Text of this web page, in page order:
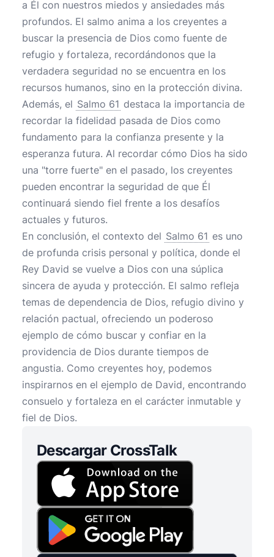
a Él con nuestros miedos y ansiedades más
profundos. El salmo anima a los creyentes a
buscar la presencia de Dios como fuente de
refugio y fortaleza, recordándonos que la
verdadera seguridad no se encuentra en los
recursos humanos, sino en la protección divina.
Además, el Salmo 61 destaca la importancia de
recordar la fidelidad pasada de Dios como
fundamento para la confianza presente y la
esperanza futura. Al recordar cómo Dios ha sido
una "torre fuerte" en el pasado, los creyentes
pueden encontrar la seguridad de que Él
continuará siendo fiel frente a los desafíos
actuales y futuros.
En conclusión, el contexto del Salmo 61 es uno
de profunda crisis personal y política, donde el
Rey David se vuelve a Dios con una súplica
sincera de ayuda y protección. El salmo refleja
temas de dependencia de Dios, refugio divino y
relación pactual, ofreciendo un poderoso
ejemplo de cómo buscar y confiar en la
providencia de Dios durante tiempos de
angustia. Como creyentes hoy, podemos
inspirarnos en el ejemplo de David, encontrando
consuelo y fortaleza en el carácter inmutable y
fiel de Dios.
Descargar CrossTalk